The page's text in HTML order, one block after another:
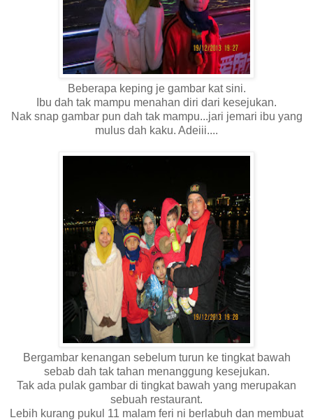
Beberapa keping je gambar kat sini.
Ibu dah tak mampu menahan diri dari kesejukan.
Nak snap gambar pun dah tak mampu...jari jemari ibu yang
mulus dah kaku. Adeiii....
Bergambar kenangan sebelum turun ke tingkat bawah
sebab dah tak tahan menanggung kesejukan.
Tak ada pulak gambar di tingkat bawah yang merupakan
sebuah restaurant.
Lebih kurang pukul 11 malam feri ni berlabuh dan membuat